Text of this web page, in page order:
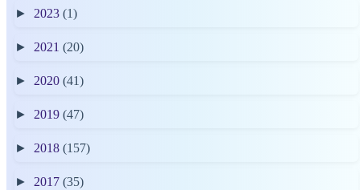
► 2023 (1)
► 2021 (20)
► 2020 (41)
► 2019 (47)
► 2018 (157)
► 2017 (35)